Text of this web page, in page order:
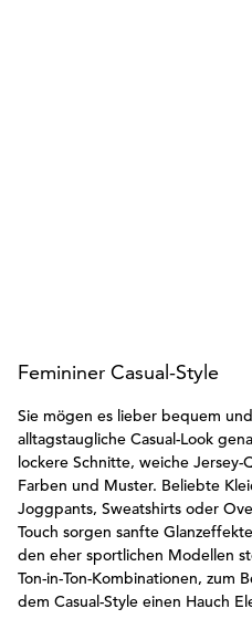
Femininer Casual-Style
Sie mögen es lieber bequem
alltagstaugliche Casual-Look
lockere Schnitte, weiche
Farben und Muster. Beliebte
Joggpants, Sweatshirts oder
Touch sorgen sanfte
den eher sportlichen Modellen
Ton-in-Ton-Kombinationen, zum
dem Casual-Style einen Hauch